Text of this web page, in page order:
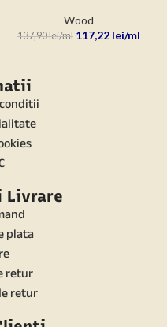
Wood
137,90lei 117,22 lei
Livrare
plata
retur
retur